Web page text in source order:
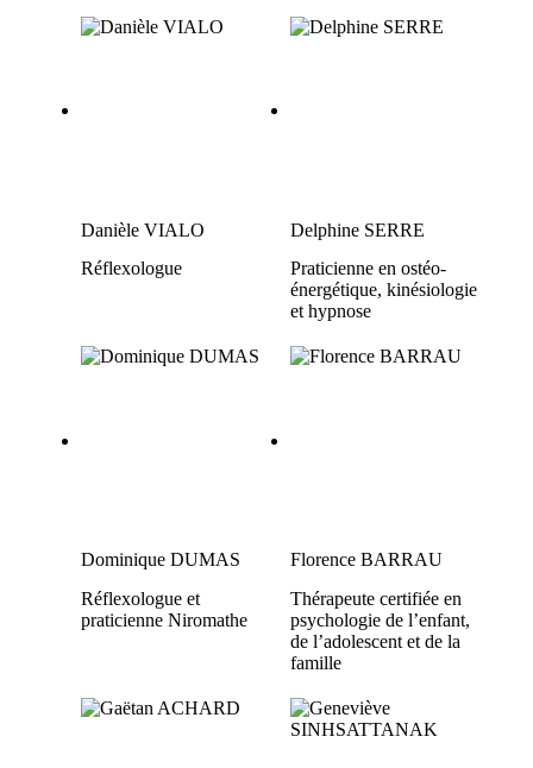
Danièle VIALO
Réflexologue
Delphine SERRE
Praticienne en ostéo-
énergétique, kinésiologie
et hypnose
Dominique DUMAS
Réflexologue et
praticienne Niromathe
Florence BARRAU
Thérapeute certifiée en
psychologie de l’enfant,
de l’adolescent et de la
famille